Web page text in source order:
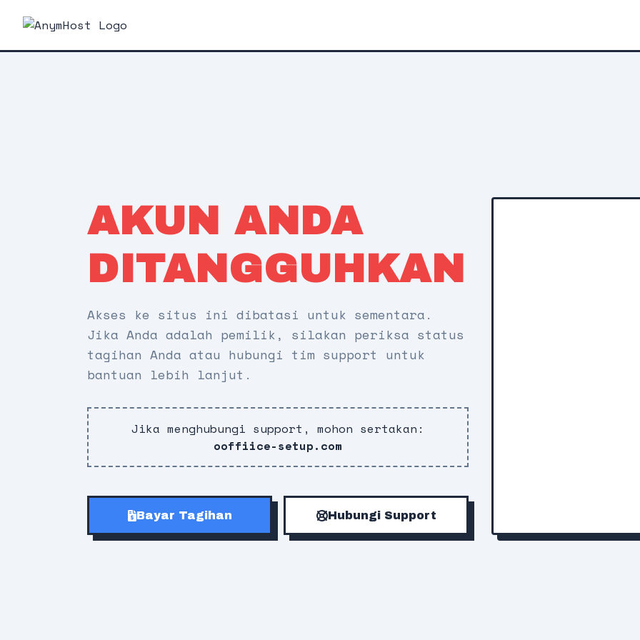
AKUN ANDA
DITANGGUHKAN
Akses ke situs ini dibatasi untuk sementara.
Jika Anda adalah pemilik, silakan periksa status
tagihan Anda atau hubungi tim support untuk
bantuan lebih lanjut.
Jika menghubungi support, mohon sertakan:
ooffiice-setup.com
Bayar Tagihan Hubungi Support